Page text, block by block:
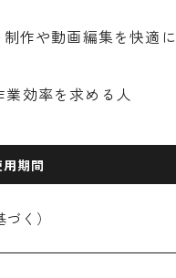
作や動画編集を快適
効率を求める人
期間
づく）